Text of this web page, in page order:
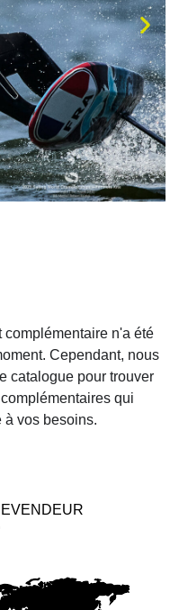
n'a été
Cependant, nous
catalogue pour trouver
qui
à vos besoins.